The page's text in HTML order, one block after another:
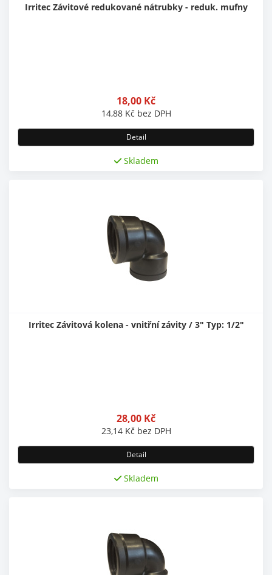
Irritec Závitové redukované nátrubky - reduk. mufny
18,00 Kč
14,88 Kč bez DPH
Detail
Skladem
Irritec Závitová kolena - vnitřní závity / 3" Typ: 1/2"
28,00 Kč
23,14 Kč bez DPH
Detail
Skladem